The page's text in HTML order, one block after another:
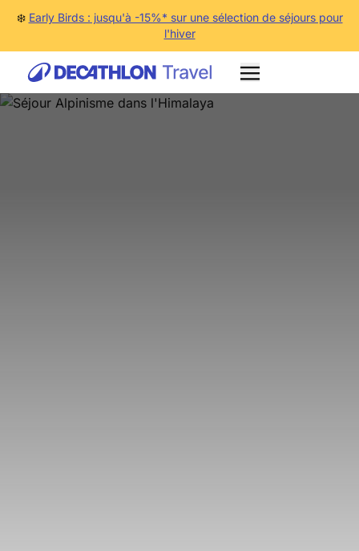
❄️ Early Birds : jusqu'à -15%* sur une sélection de séjours pour
l'hiver